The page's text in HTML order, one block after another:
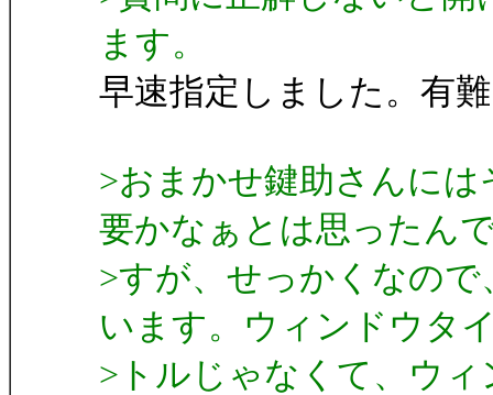
ます。
早速指定しました。有
>おまかせ鍵助さんに
要かなぁとは思ったん
>すが、せっかくなの
います。ウィンドウタ
>トルじゃなくて、ウ